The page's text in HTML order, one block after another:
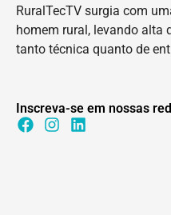
RuralTecTV surgia com
homem rural, levando alta
tanto técnica quanto de
Inscreva-se em nossas